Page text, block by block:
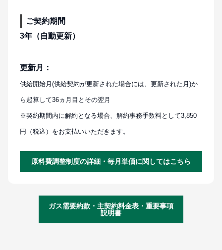
ご契約期間
3年（自動更新）
更新月：
供給開始月(供給契約が更新された場合には、更新された月)か
ら起算して36ヵ月目とその翌月
※契約期間内に解約となる場合、解約事務手数料として3,850
円（税込）をお支払いいただきます。
原料費調整制度の詳細・毎月単価に関してはこちら
ガス需要約款・主契約料金表・重要事項
説明書